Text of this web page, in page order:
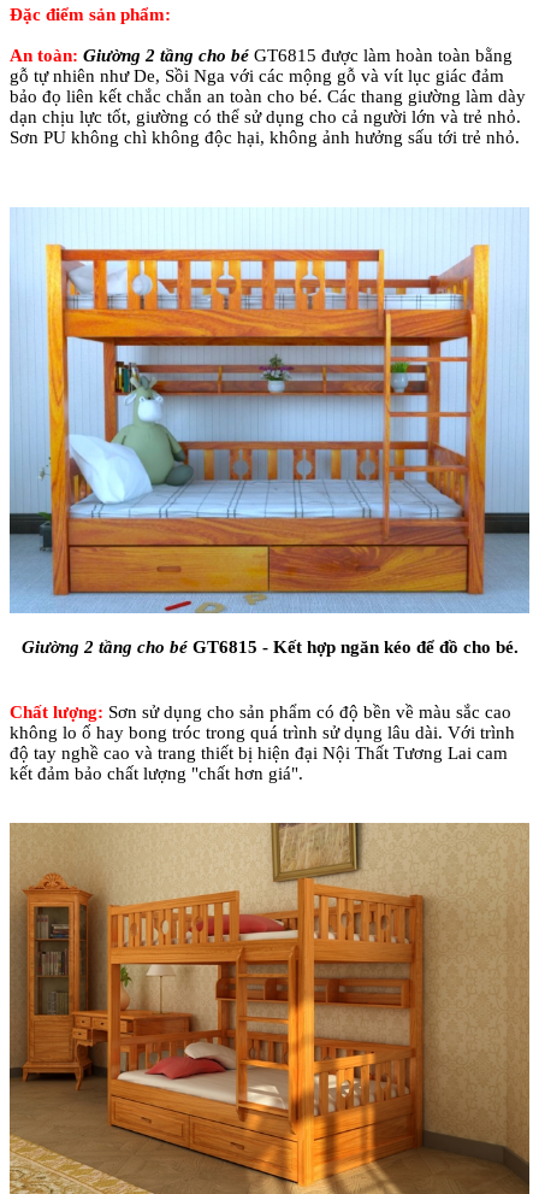
Đặc điểm sản phẩm:
An toàn: Giường 2 tầng cho bé GT6815 được làm hoàn toàn bằng
gỗ tự nhiên như De, Sồi Nga với các mộng gỗ và vít lục giác đảm
bảo đọ liên kết chắc chắn an toàn cho bé. Các thang giường làm dày
dạn chịu lực tốt, giường có thể sử dụng cho cả người lớn và trẻ nhỏ.
Sơn PU không chì không độc hại, không ảnh hưởng sấu tới trẻ nhỏ.
Giường 2 tầng cho béGT6815 - Kết hợp ngăn kéo để đồ cho bé.
Chất lượng: Sơn sử dụng cho sản phẩm có độ bền về màu sắc cao
không lo ố hay bong tróc trong quá trình sử dụng lâu dài. Với trình
độ tay nghề cao và trang thiết bị hiện đại Nội Thất Tương Lai cam
kết đảm bảo chất lượng "chất hơn giá".